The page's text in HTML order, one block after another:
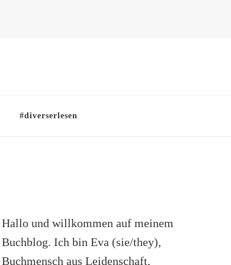
#diverserlesen
Hallo und willkommen auf meinem
Buchblog. Ich bin Eva (sie/they),
Buchmensch aus Leidenschaft,